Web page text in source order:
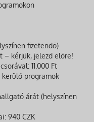
fizetendő)
– kérjük, jelezd előre!
11.000 Ft
programok
árát (helyszínen
940 CZK